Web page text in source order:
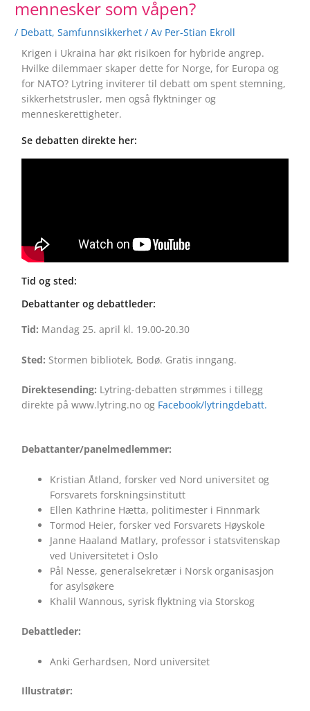
mennesker som våpen?
/ Debatt,Samfunnsikkerhet / Av Per-Stian Ekroll
Krigen i Ukraina har økt risikoen for hybride angrep.
Hvilke dilemmaer skaper dette for Norge, for Europa og
for NATO? Lytring inviterer til debatt om spent stemning,
sikkerhetstrusler, men også flyktninger og
menneskerettigheter.
Se debatten direkte her:
Tid og sted:
Debattanter og debattleder:
Tid: Mandag 25. april kl. 19.00-20.30
Sted: Stormen bibliotek, Bodø. Gratis inngang.
Direktesending: Lytring-debatten strømmes i tillegg
direkte på www.lytring.no og Facebook/lytringdebatt.
Debattanter/panelmedlemmer:
Kristian Åtland, forsker ved Nord universitet og
Forsvarets forskningsinstitutt
Ellen Kathrine Hætta, politimester i Finnmark
Tormod Heier, forsker ved Forsvarets Høyskole
Janne Haaland Matlary, professor i statsvitenskap
ved Universitetet i Oslo
Pål Nesse, generalsekretær i Norsk organisasjon
for asylsøkere
Khalil Wannous, syrisk flyktning via Storskog
Debattleder:
Anki Gerhardsen, Nord universitet
Illustratør: